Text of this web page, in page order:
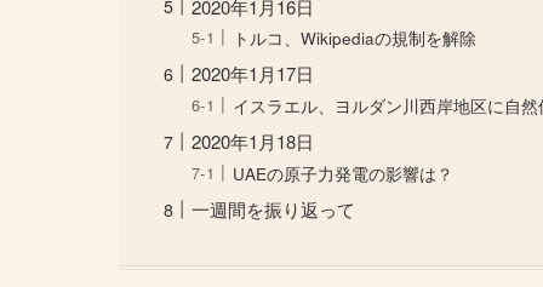
2020年1月16日
トルコ、Wikipediaの規制を解除
2020年1月17日
イスラエル、ヨルダン川西岸地区に自
2020年1月18日
UAEの原子力発電の影響は？
一週間を振り返って